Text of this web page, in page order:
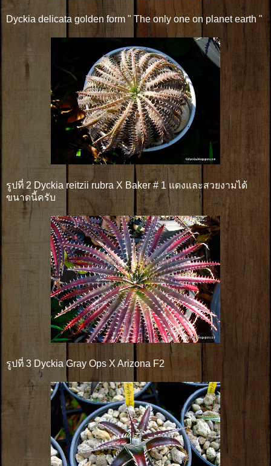
Dyckia delicata golden form " The only one on planet earth "
รูปที่ 2 Dyckia reitzii rubra X Baker # 1 แดงและสวยงามได้
ขนาดนี้ครับ
รูปที่ 3 Dyckia Gray Ops X Arizona F2